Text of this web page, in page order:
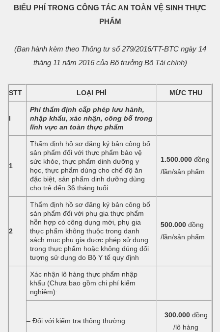
BIỂU PHÍ TRONG CÔNG TÁC AN TOÀN VỆ SINH THỰC
PHẨM
(Ban hành kèm theo Thông tư số 279/2016/TT-BTC ngày 14
tháng 11 năm 2016 của Bộ trưởng Bộ Tài chính)
STT LOẠI PHÍ MỨC THU
I
Phí thẩm định cấp phép lưu hành,
nhập khẩu, xác nhận, công bố trong
lĩnh vực an toàn thực phẩm
1
Thẩm định hồ sơ đăng ký bản công bố
sản phẩm đối với thực phẩm bảo vệ
sức khỏe, thực phẩm dinh dưỡng y
học, thực phẩm dùng cho chế độ ăn
đặc biệt, sản phẩm dinh dưỡng dùng
cho trẻ đến 36 tháng tuổi
1.500.000 đồng
/lần/sản phẩm
2
Thẩm định hồ sơ đăng ký bản công bố
sản phẩm đối với phụ gia thực phẩm
hỗn hợp có công dụng mới, phụ gia
thực phẩm không thuộc trong danh
sách mục phụ gia được phép sử dụng
trong thực phẩm hoặc không đúng đối
tượng sử dụng do Bộ Y tế quy định
500.000 đồng
/lần/sản phẩm
Xác nhận lô hàng thực phẩm nhập
khẩu (Chưa bao gồm chi phí kiểm
nghiệm):
– Đối với kiểm tra thông thường
300.000đồng
/lô hàng